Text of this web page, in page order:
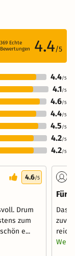
369 Echte
Bewertungen
4.4/5
4.4/5
4.1/5
4.6/5
4.4/5
4.5 /5
4.2/5
4.2/5
4.6/5
Drum
zum
e...
Für
Das